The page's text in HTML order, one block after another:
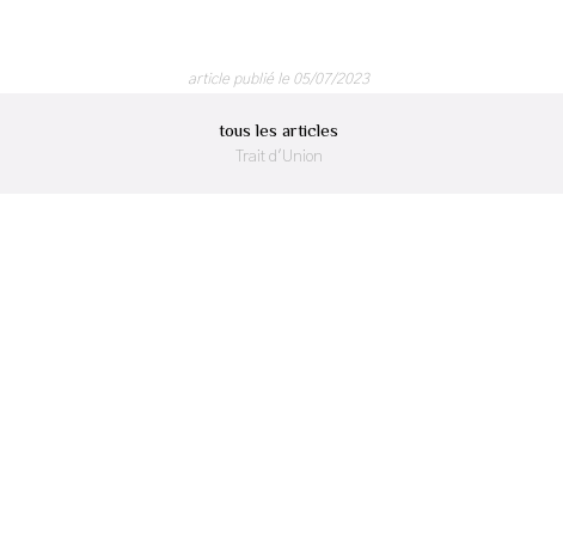
article publié le 05/07/2023
tous les articles
Trait d'Union